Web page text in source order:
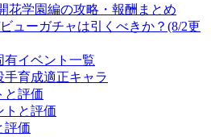
花学園編の攻略・報酬まとめ
ューガチャは引くべきか？(8/2更
有イベント一覧
手育成適正キャラ
と評価
トと評価
評価